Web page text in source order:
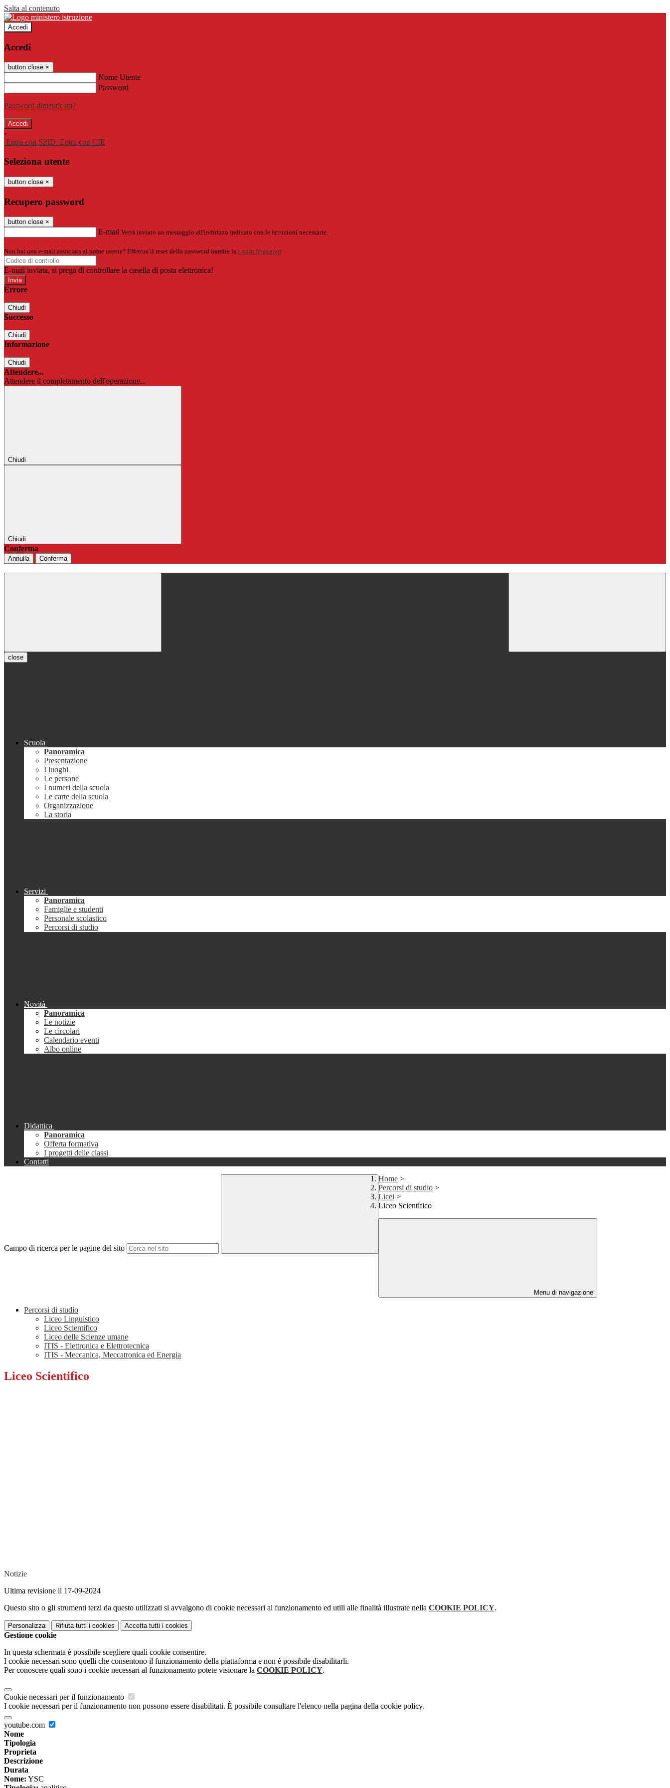
Salta al contenuto
Accedi
Accedi
button close ×
Nome Utente
Password
Password dimenticata?
-
Entra con SPID Entra con CIE
Seleziona utente
button close ×
Recupero password
button close ×
E-mail Verrà inviato un messaggio all'indirizzo indicato con le istruzioni necessarie.
Non hai una e-mail associata al nome utente? Effettua il reset della password tramite la Login Spaggiari
E-mail inviata, si prega di controllare la casella di posta elettronica!
Errore
Chiudi
Successo
Chiudi
Informazione
Chiudi
Attendere...
Attendere il completamento dell'operazione...
Chiudi
Chiudi
Conferma
Annulla Conferma
close
Scuola
Panoramica
Presentazione
I luoghi
Le persone
I numeri della scuola
Le carte della scuola
Organizzazione
La storia
Servizi
Panoramica
Famiglie e studenti
Personale scolastico
Percorsi di studio
Novità
Panoramica
Le notizie
Le circolari
Calendario eventi
Albo online
Didattica
Panoramica
Offerta formativa
I progetti delle classi
Contatti
Campo di ricerca per le pagine del sito
Home >
Percorsi di studio >
Licei >
Liceo Scientifico
Menu di navigazione
Percorsi di studio
Liceo Linguistico
Liceo Scientifico
Liceo delle Scienze umane
ITIS - Elettronica e Elettrotecnica
ITIS - Meccanica, Meccatronica ed Energia
Liceo Scientifico
Notizie
Ultima revisione il 17-09-2024
Questo sito o gli strumenti terzi da questo utilizzati si avvalgono di cookie necessari al funzionamento ed utili alle finalità illustrate nella COOKIE POLICY.
Personalizza Rifiuta tutti i cookies Accetta tutti i cookies
Gestione cookie
In questa schermata è possibile scegliere quali cookie consentire.
I cookie necessari sono quelli che consentono il funzionamento della piattaforma e non è possibile disabilitarli.
Per conoscere quali sono i cookie necessari al funzionamento potete visionare la COOKIE POLICY.
Cookie necessari per il funzionamento
I cookie necessari per il funzionamento non possono essere disabilitati. È possibile consultare l'elenco nella pagina della cookie policy.
youtube.com
Nome
Tipologia
Proprieta
Descrizione
Durata
Nome: YSC